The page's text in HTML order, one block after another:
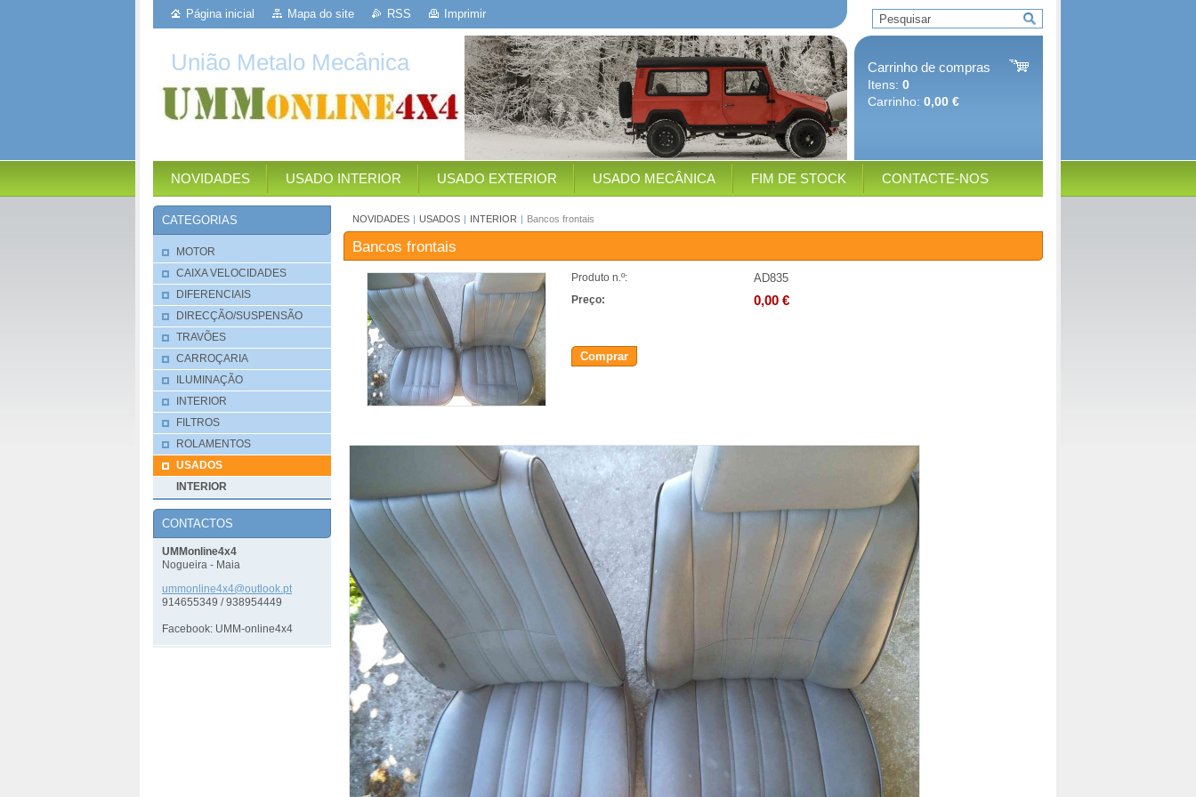
Página inicial Mapa do site RSS Imprimir
União Metalo Mecânica Carrinho de compras
Itens: 0
Carrinho: 0,00 €
NOVIDADES USADO INTERIOR USADO EXTERIOR USADO MECÂNICA FIM DE STOCK CONTACTE-NOS
NOVIDADES | USADOS | INTERIOR | Bancos frontais
Bancos frontais
Produto n.º: AD835
Preço: 0,00 €
Comprar
CATEGORIAS
MOTOR
CAIXA VELOCIDADES
DIFERENCIAIS
DIRECÇÃO/SUSPENSÃO
TRAVÕES
CARROÇARIA
ILUMINAÇÃO
INTERIOR
FILTROS
ROLAMENTOS
USADOS
INTERIOR
CONTACTOS
UMMonline4x4
Nogueira - Maia
ummonline4x4@out look.pt
914655349 / 938954449
Facebook: UMM-online4x4